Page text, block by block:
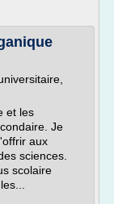
et les
Je
aux
sciences.
scolaire